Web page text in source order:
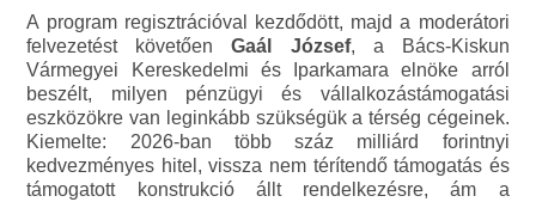
A program regisztrációval kezdődött, majd a moderátori
felvezetést követőenGaál József, a Bács-Kiskun
Vármegyei Kereskedelmi és Iparkamara elnöke arról
beszélt, milyen pénzügyi és vállalkozástámogatási
eszközökre van leginkább szükségük a térség cégeinek.
Kiemelte: 2026-ban több száz milliárd forintnyi
kedvezményes hitel, vissza nem térítendő támogatás és
támogatott konstrukció állt rendelkezésre, ám a